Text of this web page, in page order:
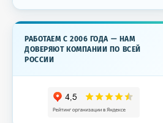
РАБОТАЕМ С 2006 ГОДА — НАМ
ДОВЕРЯЮТ КОМПАНИИ ПО ВСЕЙ
РОССИИ